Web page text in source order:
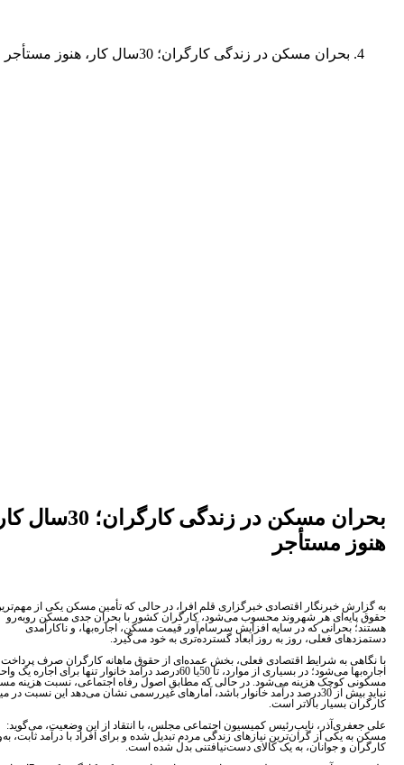
بحران مسکن در زندگی کارگران؛ 30سال کار، هنوز مستأجر
بحران مسکن در زندگی کارگران؛ 30سال کار،
مستأجر
خبرنگار اقتصادی خبرگزاری قلم افرا، در حالی که تأمین مسکن یکی از مهم‌ترین
هر شهروند محسوب می‌شود، کارگران کشور با بحران جدی مسکن روبه‌رو
بحرانی که در سایه افزایش سرسام‌آور قیمت مسکن، اجاره‌بها، و ناکارآمدی
فعلی، روز به روز ابعاد گسترده‌تری به خود می‌گیرد.
به شرایط اقتصادی فعلی، بخش عمده‌ای از حقوق ماهانه کارگران صرف پرداخت
اجاره‌بها می‌شود؛ در بسیاری از موارد، تا 50یا 60درصد درآمد خانوار تنها برای اجاره یک واحد
کوچک هزینه می‌شود. در حالی که مطابق اصول رفاه اجتماعی، نسبت هزینه مسکن
نباید بیش از 30درصد درآمد خانوار باشد، آمارهای غیررسمی نشان می‌دهد این نسبت در میان
بسیار بالاتر است.
نایب‌رئیس کمیسیون اجتماعی مجلس، با انتقاد از این وضعیت، می‌گوید:
یکی از گران‌ترین نیازهای زندگی مردم تبدیل شده و برای افراد با درآمد ثابت، به‌ویژه
و جوانان، به یک کالای دست‌نیافتنی بدل شده است.